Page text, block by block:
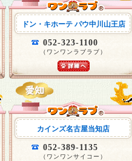
ドン・キホーテ パウ中川山王店
052-323-1100
（ワンワンラブラブ）
カインズ名古屋当知店
052-389-1135
（ワンワンサイコー）